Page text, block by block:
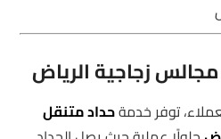
زجاجية الرياض
توفر خدمةحداد متنقل